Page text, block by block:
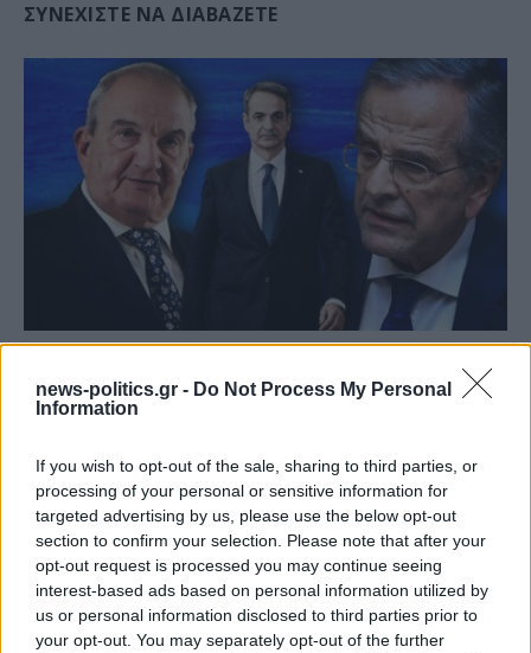
news-politics.gr - Do Not Process My Personal
Information
If you wish to opt-out of the sale, sharing to third parties, or
processing of your personal or sensitive information for
targeted advertising by us, please use the below opt-out
section to confirm your selection. Please note that after your
opt-out request is processed you may continue seeing
interest-based ads based on personal information utilized by
us or personal information disclosed to third parties prior to
your opt-out. You may separately opt-out of the further
ΣΥΝΕΧΊΣΤΕ ΝΑ ΔΙΑΒΆΖΕΤΕ
εκλογικό ποσοστό του Αν. Σαμαρά θα είναι έκπληξη
για όλους»